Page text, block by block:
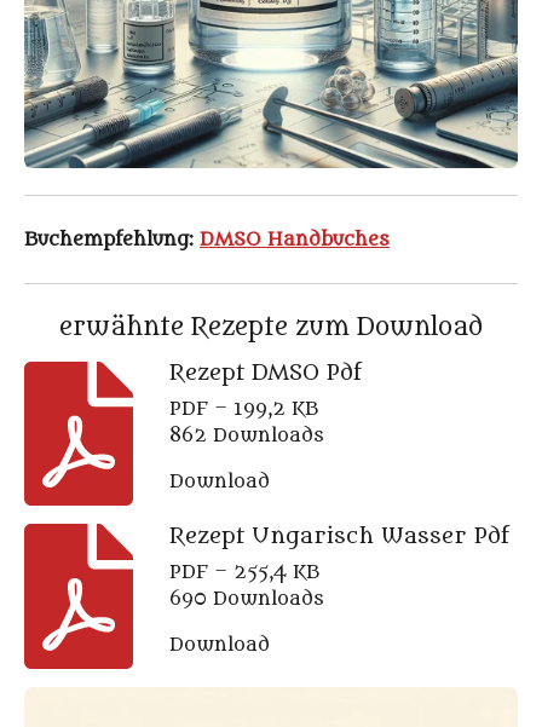
Buchempfehlung: DMSO Handbuches
erwähnte Rezepte zum Download
Rezept DMSO Pdf
PDF – 199,2 KB
862 Downloads
Download
Rezept Ungarisch Wasser Pdf
PDF – 255,4 KB
690 Downloads
Download